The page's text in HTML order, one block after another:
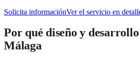
Solicita informaciónVer el servicio en
Por qué diseño y
Málaga